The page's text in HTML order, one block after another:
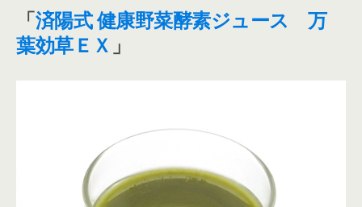
「済陽式 健康野菜酵素ジュース 万
葉効草ＥＸ 」